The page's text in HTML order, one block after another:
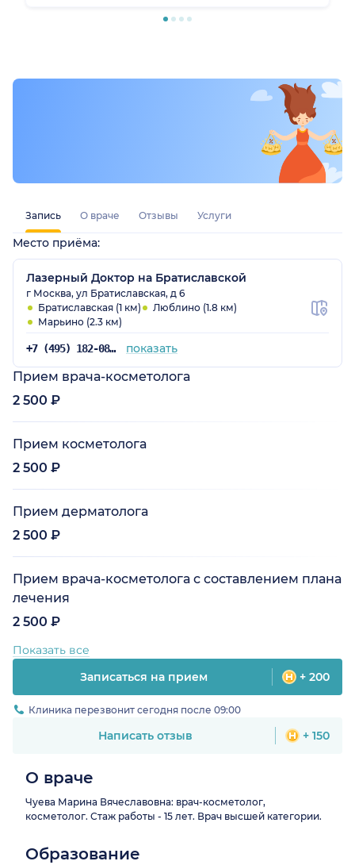
Запись О враче Отзывы Услуги
Место приёма:
Лазерный Доктор на Братиславской
г Москва, ул Братиславская, д 6
Братиславская (1 км)
Люблино (1.8 км)
Марьино (2.3 км)
+7 (495) 182-08-05 показать
Прием врача-косметолога
2 500 ₽
Прием косметолога
2 500 ₽
Прием дерматолога
2 500 ₽
Прием врача-косметолога с составлением плана
лечения
2 500 ₽
Показать все
Записаться на прием
+ 200
Клиника перезвонит сегодня после 09:00
Написать отзыв + 150
О враче
Чуева Марина Вячеславовна: врач-косметолог,
косметолог. Стаж работы - 15 лет. Врач высшей категории.
Образование